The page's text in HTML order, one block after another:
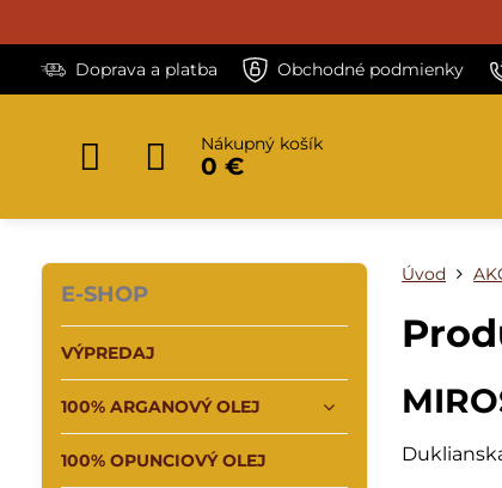
Doprava a platba Obchodné podmienky
Nákupný košík
0 €
Úvod
E-SHOP
VÝPREDAJ
100% ARGANOVÝ OLEJ
100% OPUNCIOVÝ OLEJ